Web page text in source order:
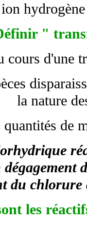
ion
"
cours d'une
la nature
quantités de
du
les